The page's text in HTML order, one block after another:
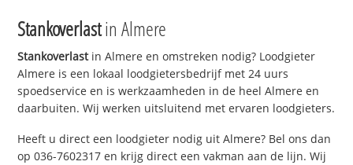
Stankoverlastin Almere
Stankoverlastin Almere en omstreken nodig? Loodgieter
Almere is een lokaal loodgietersbedrijf met 24 uurs
spoedservice en is werkzaamheden in de heel Almere en
daarbuiten. Wij werken uitsluitend met ervaren loodgieters.
Heeft u direct een loodgieter nodig uit Almere? Bel ons dan
op 036-7602317 en krijg direct een vakman aan de lijn. Wij